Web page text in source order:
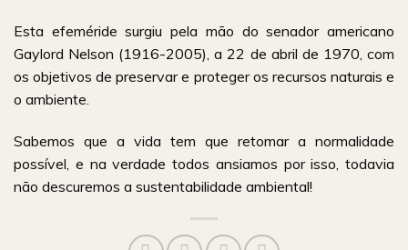
Esta efeméride surgiu pela mão do senador americano
Gaylord Nelson (1916-2005), a 22 de abril de 1970, com
os objetivos de preservar e proteger os recursos naturais e
o ambiente.
Sabemos que a vida tem que retomar a normalidade
possível, e na verdade todos ansiamos por isso, todavia
não descuremos a sustentabilidade ambiental!